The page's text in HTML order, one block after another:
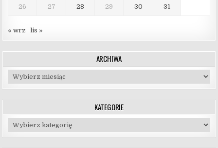
26 27 28 29 30 31
« wrz lis »
ARCHIWA
Archiwa
KATEGORIE
Kategorie